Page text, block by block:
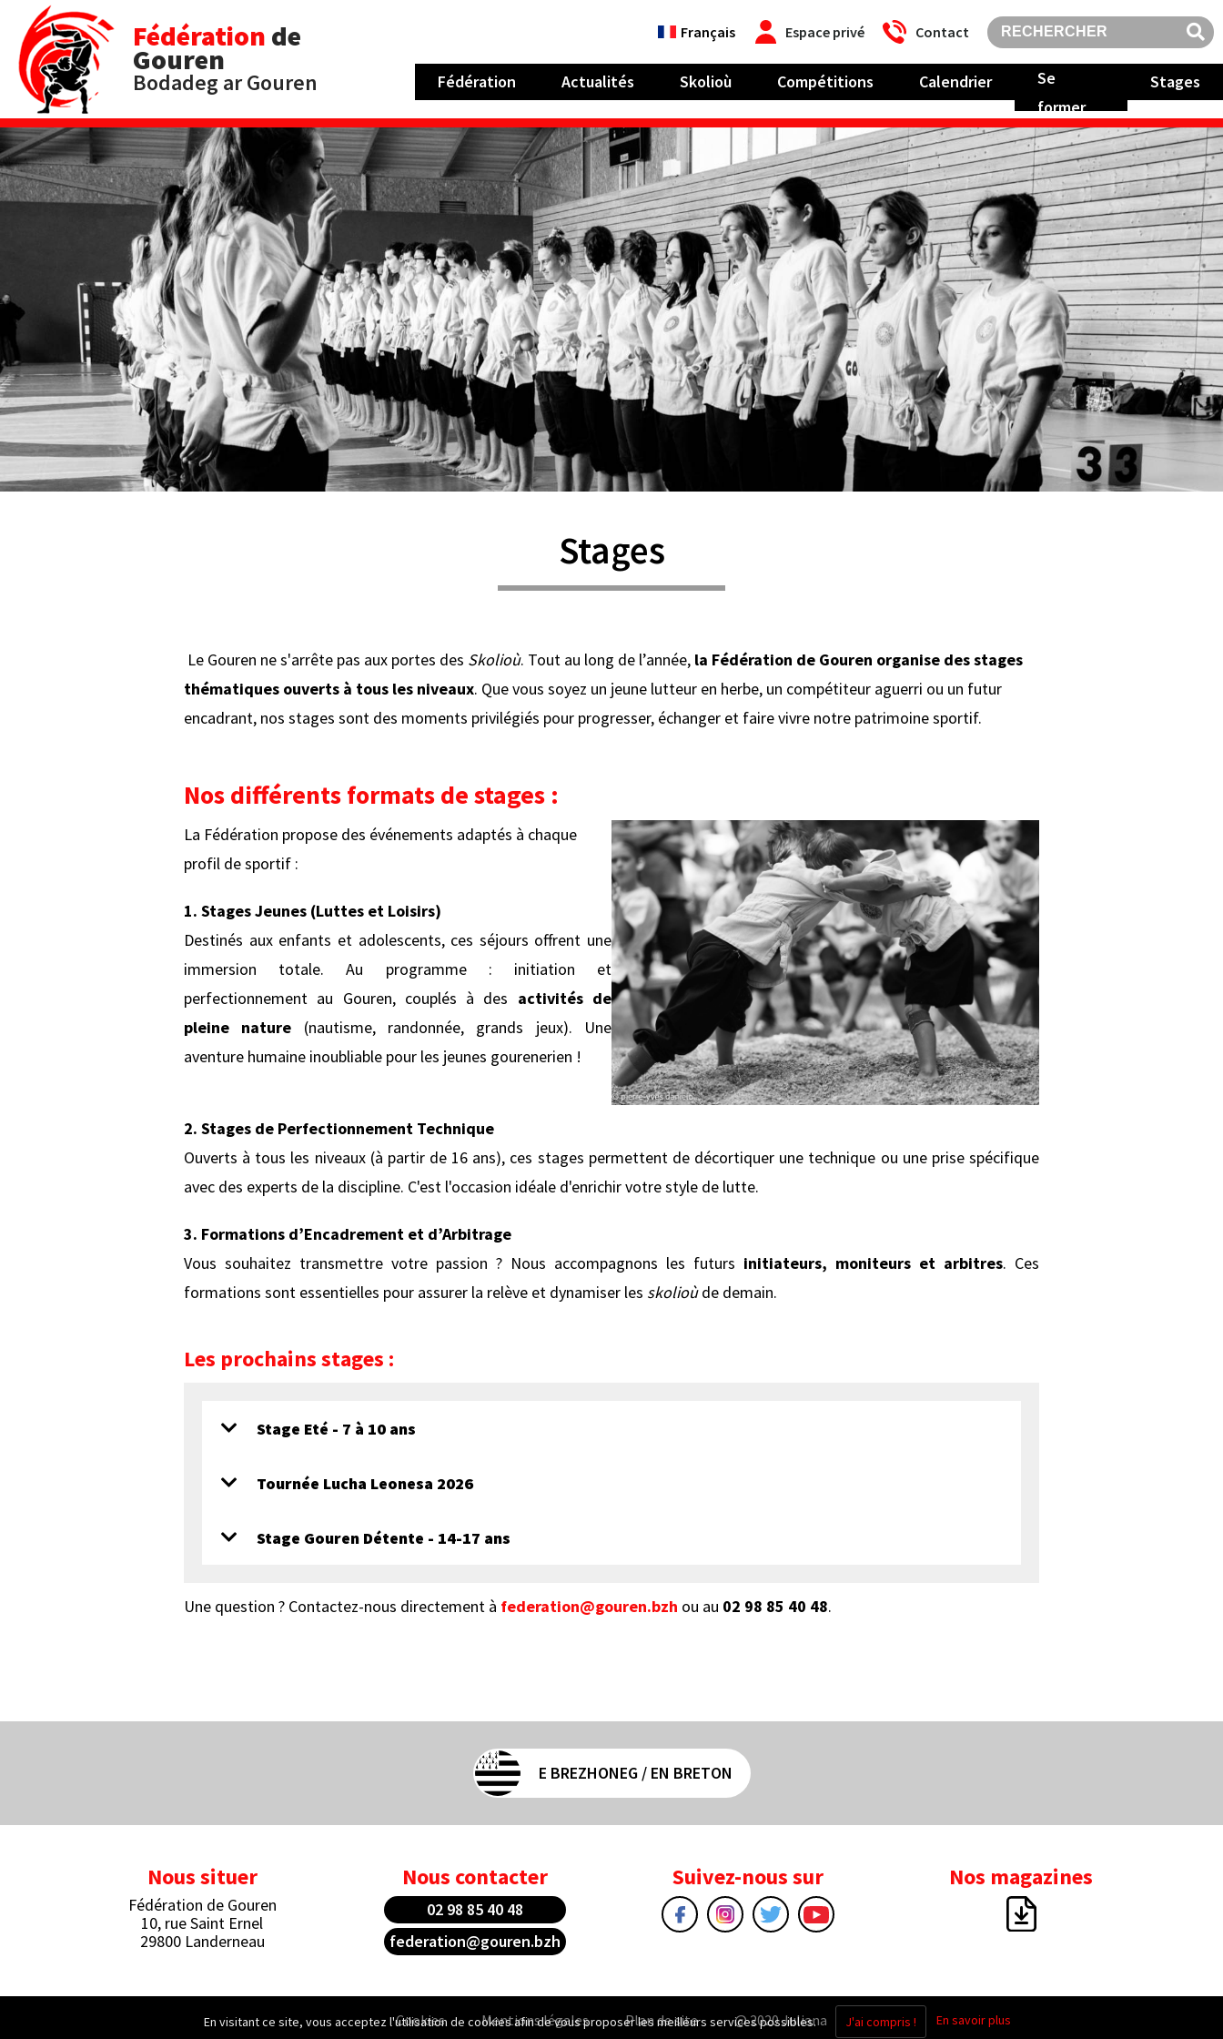
Fédération de
Gouren
Bodadeg ar Gouren
Français Espace privé Contact
Fédération Actualités Skolioù Compétitions Calendrier
Se
former
Stages
Stages
Le Gouren ne s'arrête pas aux portes des Skolioù. Tout au long de l’année, la Fédération de Gouren organise des stages
thématiques ouverts à tous les niveaux. Que vous soyez un jeune lutteur en herbe, un compétiteur aguerri ou un futur
encadrant, nos stages sont des moments privilégiés pour progresser, échanger et faire vivre notre patrimoine sportif.
Nos différents formats de stages :
La Fédération propose des événements adaptés à chaque
profil de sportif :
1. Stages Jeunes (Luttes et Loisirs)
Destinés aux enfants et adolescents, ces séjours offrent une
immersion totale. Au programme : initiation et
perfectionnement au Gouren, couplés à des activités de
pleine nature (nautisme, randonnée, grands jeux). Une
aventure humaine inoubliable pour les jeunes gourenerien !
2. Stages de Perfectionnement Technique
Ouverts à tous les niveaux (à partir de 16 ans), ces stages permettent de décortiquer une technique ou une prise spécifique
avec des experts de la discipline. C'est l'occasion idéale d'enrichir votre style de lutte.
3. Formations d’Encadrement et d’Arbitrage
Vous souhaitez transmettre votre passion ? Nous accompagnons les futurs initiateurs, moniteurs et arbitres. Ces
formations sont essentielles pour assurer la relève et dynamiser les skolioùde demain.
Les prochains stages :
Stage Eté - 7 à 10 ans
Tournée Lucha Leonesa 2026
Stage Gouren Détente - 14-17 ans
Une question ? Contactez-nous directement à federation@gouren.bzh ou au 02 98 85 40 48.
E BREZHONEG / EN BRETON
Nous situer
Fédération de Gouren
10, rue Saint Ernel
29800 Landerneau
Nous contacter
02 98 85 40 48
federation@gouren.bzh
Suivez-nous sur Nos magazines
Cookies Mentions légales Plan de site @ 2020 Juliana
En visitant ce site, vous acceptez l'utilisation de cookies afin de vous proposer les meilleurs services possibles. J'ai compris ! En savoir plus